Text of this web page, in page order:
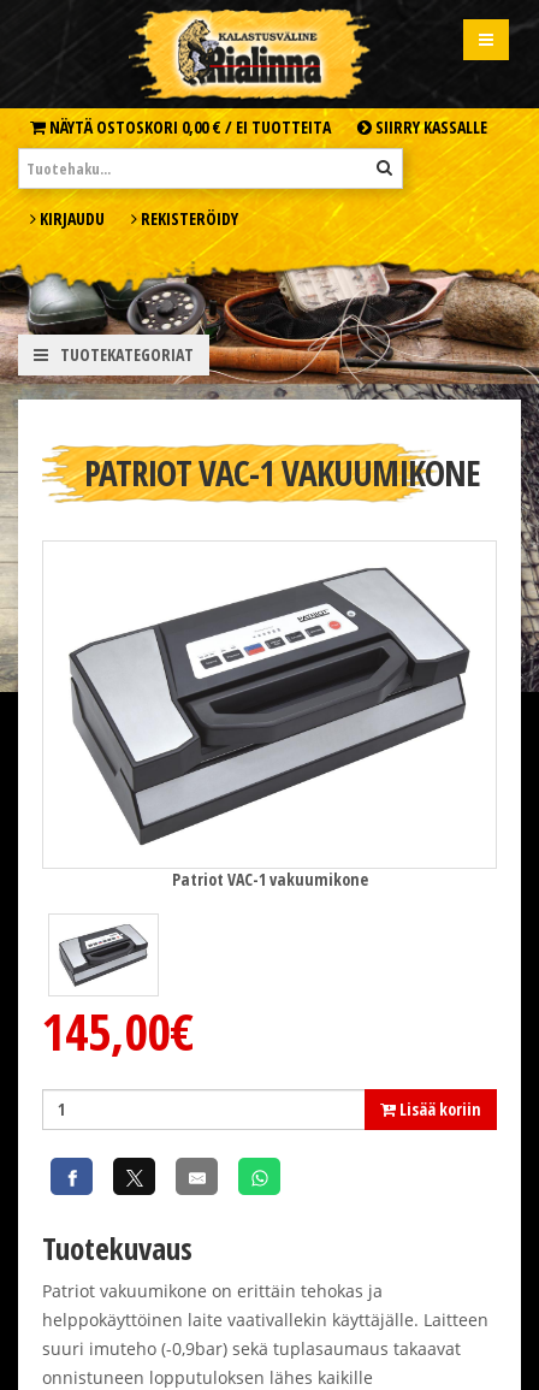
NÄYTÄ OSTOSKORI 0,00 € / EI TUOTTEITA SIIRRY KASSALLE
KIRJAUDU REKISTERÖIDY
TUOTEKATEGORIAT
PATRIOT VAC-1 VAKUUMIKONE
Patriot VAC-1 vakuumikone
145,00€
Lisää koriin
Tuotekuvaus
Patriot vakuumikone on erittäin tehokas ja
helppokäyttöinen laite vaativallekin käyttäjälle. Laitteen
suuri imuteho (-0,9bar) sekä tuplasaumaus takaavat
onnistuneen lopputuloksen lähes kaikille